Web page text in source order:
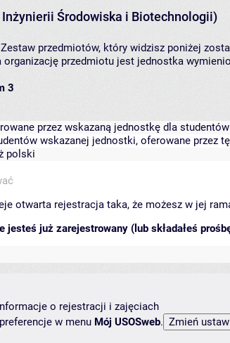
Środowiska i Biotechnologii)
Zestaw przedmiotów, który widzisz poniżej
przedmiotu jest jednostka
3
przez wskazaną jednostkę dla
wskazanej jednostki, oferowane przez
polski
otwarta rejestracja taka, że możesz w jej
już zarejestrowany (lub składałeś
o rejestracji i zajęciach
w menu Mój USOSweb.